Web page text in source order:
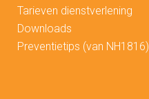
Tarieven dienstverlening
Downloads
Preventietips (van NH1816)